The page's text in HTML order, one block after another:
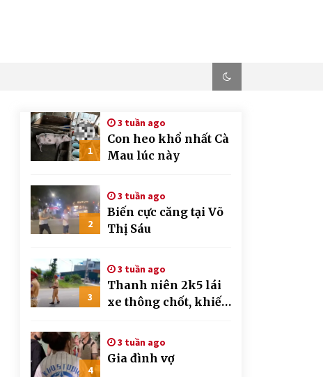
1
3 tuần ago
Con heo khổ nhất Cà
Mau lúc này
2
3 tuần ago
Biến cực căng tại Võ
Thị Sáu
3
3 tuần ago
Thanh niên 2k5 lái
xe thông chốt, khiến
mấy giây
4
3 tuần ago
Gia đình vợ